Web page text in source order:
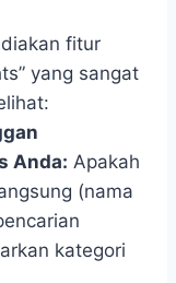
fitur
yang sangat
Anda: Apakah
(nama
kategori